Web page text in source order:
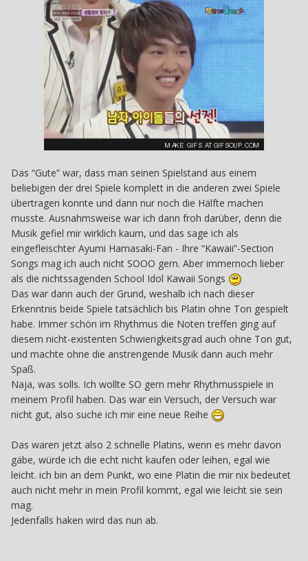
Das “Gute” war, dass man seinen Spielstand aus einem
beliebigen der drei Spiele komplett in die anderen zwei Spiele
übertragen konnte und dann nur noch die Hälfte machen
musste. Ausnahmsweise war ich dann froh darüber, denn die
Musik gefiel mir wirklich kaum, und das sage ich als
eingefleischter Ayumi Hamasaki-Fan - Ihre “Kawaii”-Section
Songs mag ich auch nicht SOOO gern. Aber immernoch lieber
als die nichtssagenden School Idol Kawaii Songs
Das war dann auch der Grund, weshalb ich nach dieser
Erkenntnis beide Spiele tatsächlich bis Platin ohne Ton gespielt
habe. Immer schön im Rhythmus die Noten treffen ging auf
diesem nicht-existenten Schwierigkeitsgrad auch ohne Ton gut,
und machte ohne die anstrengende Musik dann auch mehr
Spaß.
Naja, was solls. Ich wollte SO gern mehr Rhythmusspiele in
meinem Profil haben. Das war ein Versuch, der Versuch war
nicht gut, also suche ich mir eine neue Reihe
Das waren jetzt also 2 schnelle Platins, wenn es mehr davon
gäbe, würde ich die echt nicht kaufen oder leihen, egal wie
leicht. ich bin an dem Punkt, wo eine Platin die mir nix bedeutet
auch nicht mehr in mein Profil kommt, egal wie leicht sie sein
mag.
Jedenfalls haken wird das nun ab.